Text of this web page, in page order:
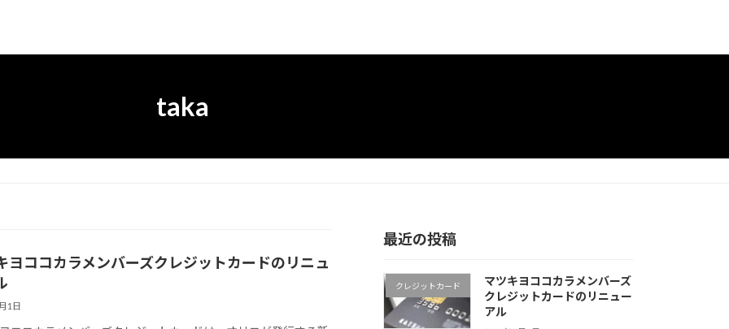
taka
ヨココカラメンバーズクレジットカードのリニュ
1日
最近の投稿
クレジットカード
マツキヨココカラメンバーズ
クレジットカードのリニュー
アル